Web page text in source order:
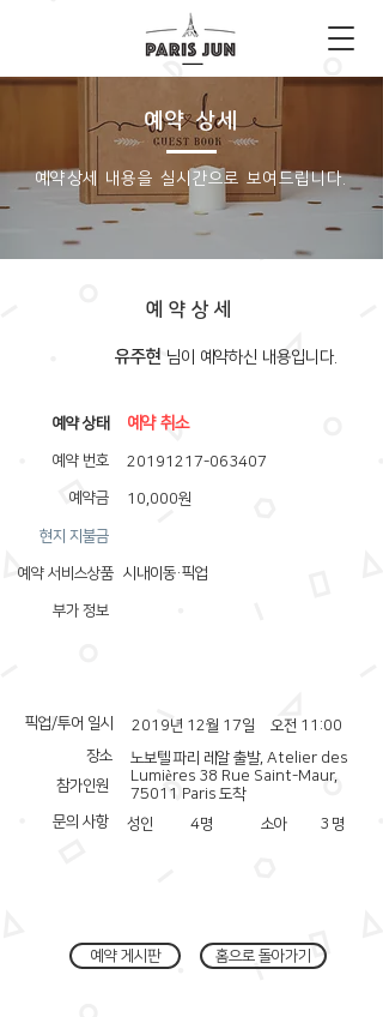
예약 상세
​예약상세 내용을 실시간으로 보여드립니다.
예약상세
유주현 ​님이 예약하신 내용입니다.
​예약 상태
예약 번호
예약금
​현지 지불금
부가 정보
픽업/투어 일시
장소
참가인원
문의 사항
예약 서비스상품
예약 취소
20191217-063407
10,000원
시내이동·픽업
2019년 12월 17일
오전 11:00
노보텔 파리 레알 출발, Atelier des
Lumières 38 Rue Saint-Maur,
75011 Paris 도착
성인
4명 소아 3 명
예약 게시판 홈으로 돌아가기